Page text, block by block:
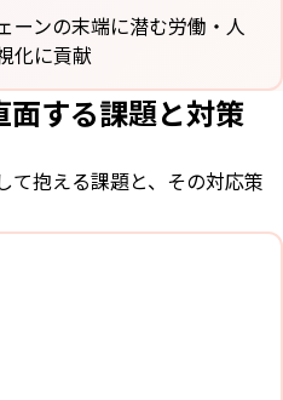
ーンの末端に潜む労働・人
化に貢献
面する課題と対策
て抱える課題と、その対応策